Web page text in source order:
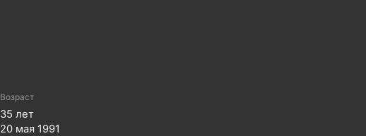
Возраст
35 лет
20 мая 1991